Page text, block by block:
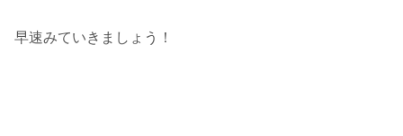
早速みていきましょう！